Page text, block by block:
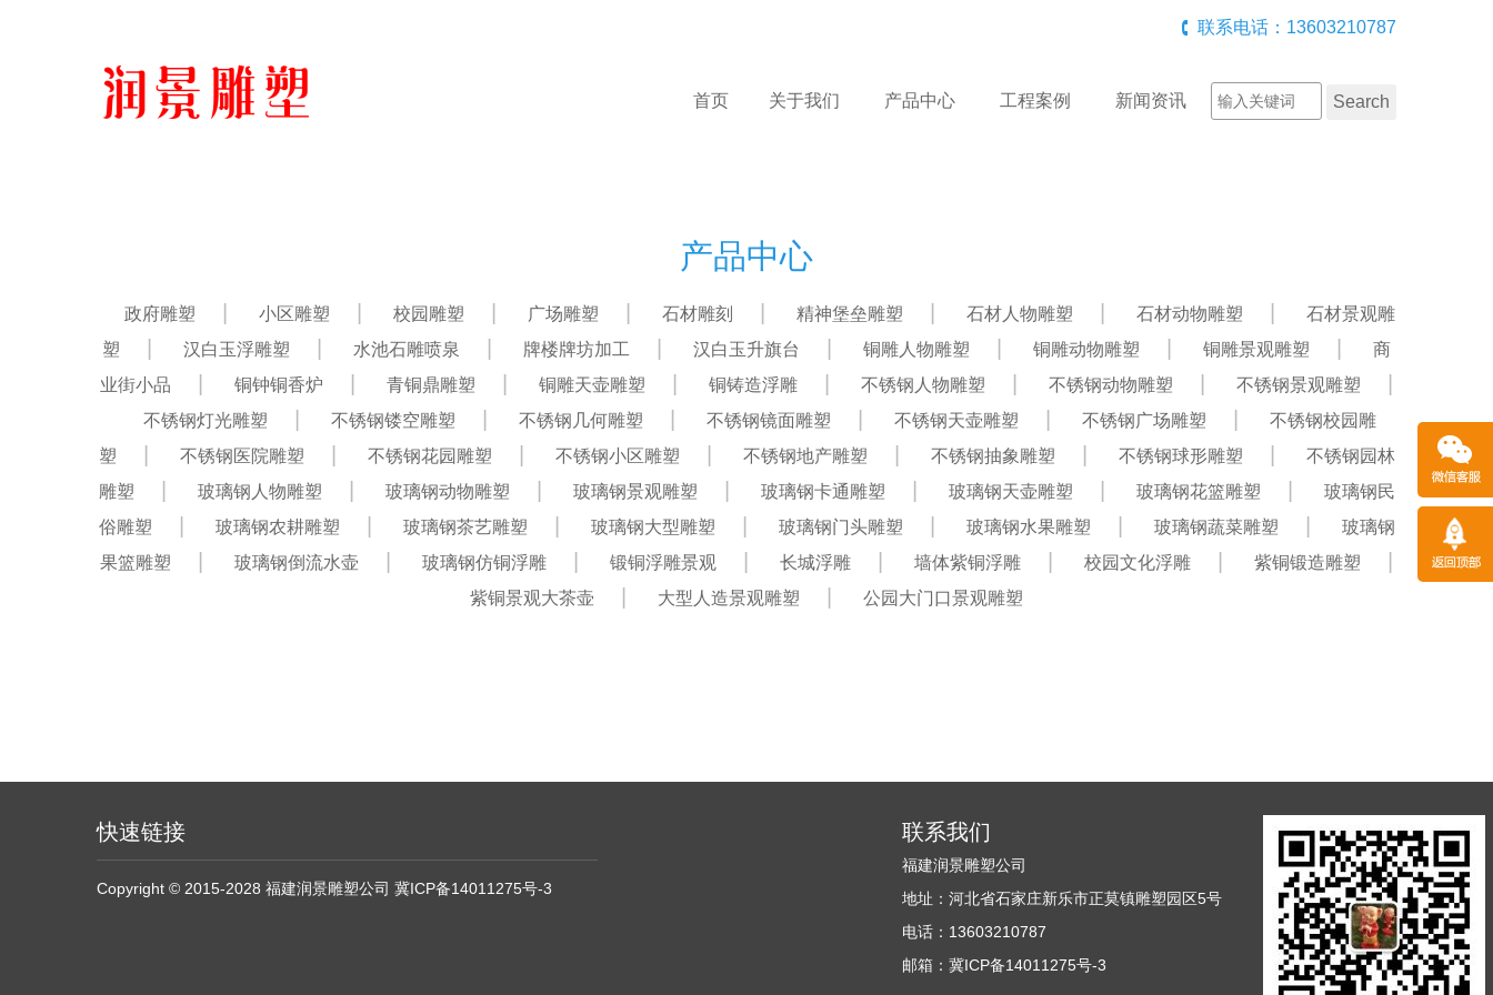
联系电话：13603210787
首页 关于我们 产品中心 工程案例 新闻资讯
产品中心
政府雕塑 小区雕塑 校园雕塑 广场雕塑 石材雕刻 精神堡垒雕塑 石材人物雕塑 石材动物雕塑
石材景观雕
塑
汉白玉浮雕塑 水池石雕喷泉 牌楼牌坊加工 汉白玉升旗台 铜雕人物雕塑 铜雕动物雕塑 铜雕景观雕塑
商
业街小品
铜钟铜香炉 青铜鼎雕塑 铜雕天壶雕塑 铜铸造浮雕 不锈钢人物雕塑 不锈钢动物雕塑
不锈钢景观雕塑
不锈钢灯光雕塑
不锈钢镂空雕塑 不锈钢几何雕塑 不锈钢镜面雕塑 不锈钢天壶雕塑 不锈钢广场雕塑
不锈钢校园雕
塑
不锈钢医院雕塑 不锈钢花园雕塑 不锈钢小区雕塑 不锈钢地产雕塑 不锈钢抽象雕塑 不锈钢球形雕塑
不锈钢园林
雕塑
玻璃钢人物雕塑 玻璃钢动物雕塑 玻璃钢景观雕塑 玻璃钢卡通雕塑 玻璃钢天壶雕塑 玻璃钢花篮雕塑
玻璃钢民
俗雕塑
玻璃钢农耕雕塑 玻璃钢茶艺雕塑 玻璃钢大型雕塑 玻璃钢门头雕塑 玻璃钢水果雕塑 玻璃钢蔬菜雕塑
玻璃钢
果篮雕塑
玻璃钢倒流水壶 玻璃钢仿铜浮雕 锻铜浮雕景观 长城浮雕 墙体紫铜浮雕 校园文化浮雕
紫铜锻造雕塑
紫铜景观大茶壶
大型人造景观雕塑 公园大门口景观雕塑
快速链接
Copyright © 2015-2028 福建润景雕塑公司 冀ICP备14011275号-3
联系我们
福建润景雕塑公司
地址：河北省石家庄新乐市正莫镇雕塑园区5号
电话：13603210787
邮箱：冀ICP备14011275号-3